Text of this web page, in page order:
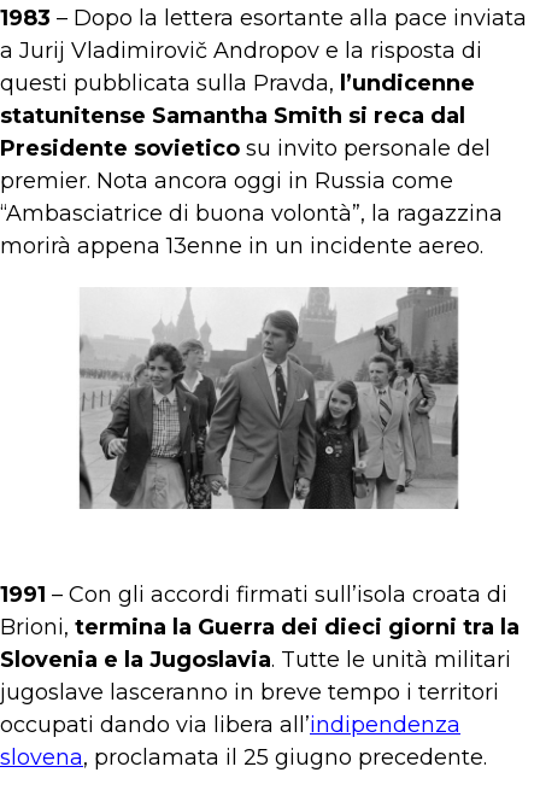
1983 – Dopo la lettera esortante alla pace inviata
a Jurij Vladimirovič Andropov e la risposta di
questi pubblicata sulla Pravda, l’undicenne
statunitense Samantha Smith si reca dal
Presidente sovietico su invito personale del
premier. Nota ancora oggi in Russia come
“Ambasciatrice di buona volontà”, la ragazzina
morirà appena 13enne in un incidente aereo.
1991 – Con gli accordi firmati sull’isola croata di
Brioni, termina la Guerra dei dieci giorni tra la
Slovenia e la Jugoslavia. Tutte le unità militari
jugoslave lasceranno in breve tempo i territori
occupati dando via libera all’indipendenza
slovena, proclamata il 25 giugno precedente.